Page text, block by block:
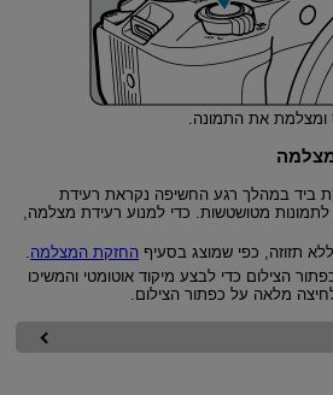
את התמונה.
ביד במהלך רגע החשיפה נקראת רעידת
לתמונות מטושטשות. כדי למנוע רעידת מצלמה,
תזוזה, כפי שמוצג בסעיף החזקת המצלמה
הצילום כדי לבצע מיקוד אוטומטי והמשיכו
מלאה על כפתור הצילום.